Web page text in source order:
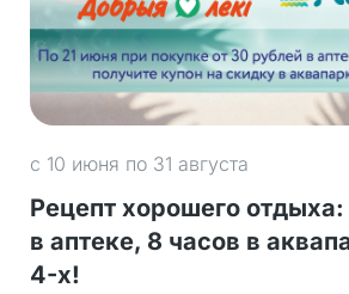
с 10 июня по 31 августа
Рецепт хорошего
в аптеке, 8 часов в
4-х!